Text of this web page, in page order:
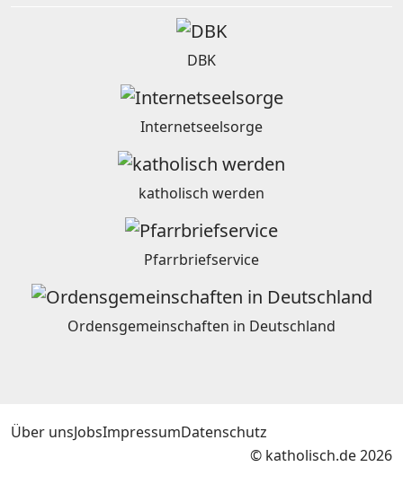
DBK
Internetseelsorge
katholisch werden
Pfarrbriefservice
Ordensgemeinschaften in Deutschland
Über unsJobsImpressumDatenschutz
© katholisch.de 2026